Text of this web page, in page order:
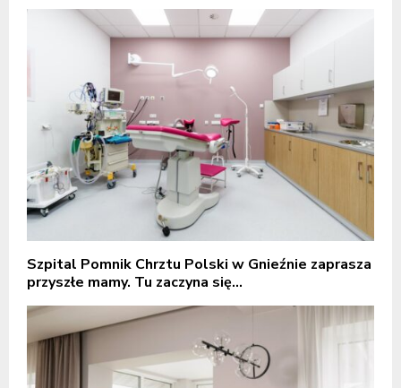
Szpital Pomnik Chrztu Polski w Gnieźnie zaprasza
przyszłe mamy. Tu zaczyna się...